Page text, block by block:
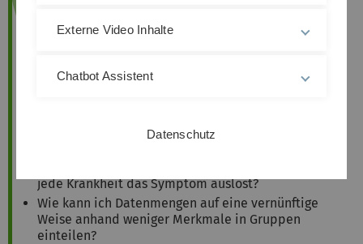
Studium Mathematische Biometrie hilft:
Wie bestimme ich die Wahrscheinlichkeit, dass
jede Krankheit das Symptom auslöst?
Wie kann ich Datenmengen auf eine vernünftige
Weise anhand weniger Merkmale in Gruppen
einteilen?
Externe Video Inhalte
Chatbot Assistent
Datenschutz